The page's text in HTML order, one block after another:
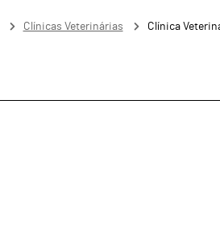
Clínicas Veterinárias Clínica